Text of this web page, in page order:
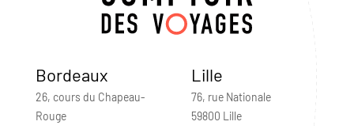
Bordeaux
26, cours du Chapeau-
Rouge
Lille
76, rue Nationale
59800 Lille